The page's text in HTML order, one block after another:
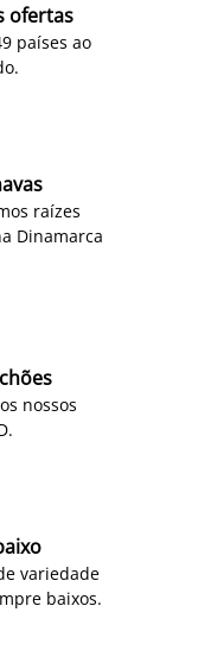
ofertas
países ao
raízes
Dinamarca
nossos
variedade
baixos.